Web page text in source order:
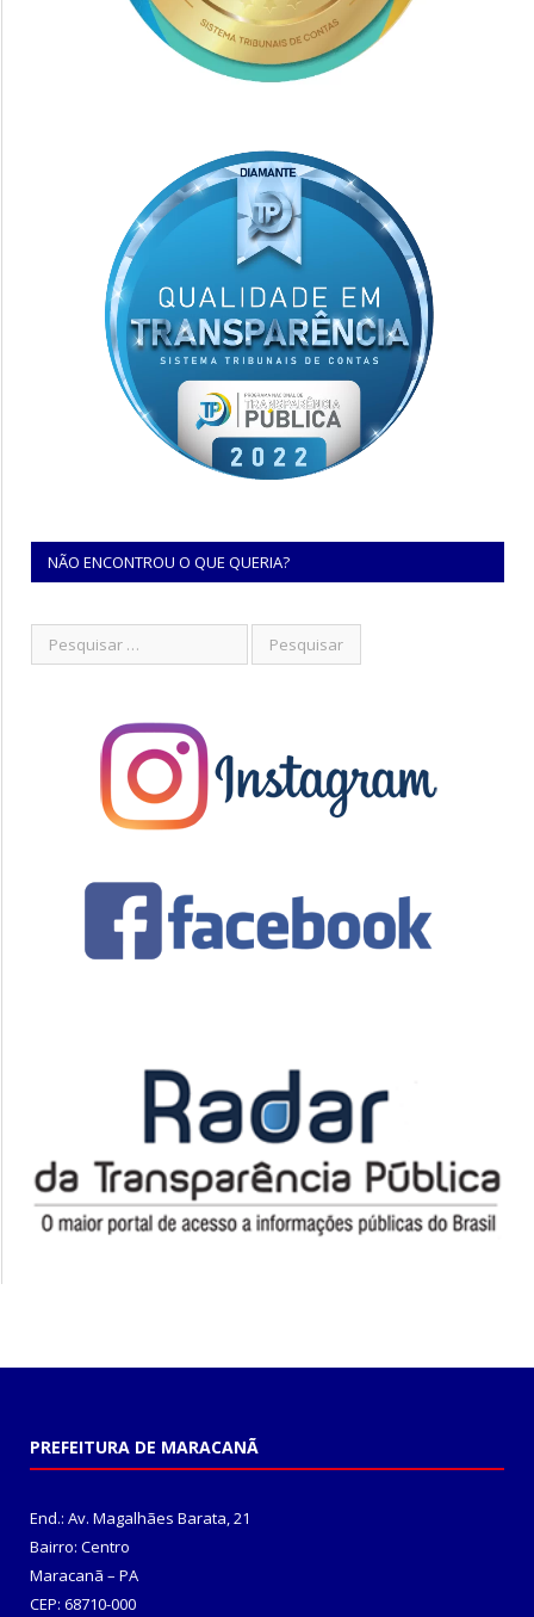
NÃO ENCONTROU O QUE QUERIA?
PREFEITURA DE MARACANÃ
End.: Av. Magalhães Barata, 21
Bairro: Centro
Maracanã – PA
CEP: 68710-000